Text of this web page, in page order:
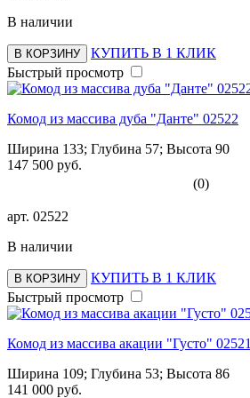
В наличии
В КОРЗИНУ
КУПИТЬ В 1 КЛИК
Быстрый просмотр
Комод из массива дуба "Данте" 02522
Ширина 133; Глубина 57; Высота 90
147 500 руб.
(0)
арт. 02522
В наличии
В КОРЗИНУ
КУПИТЬ В 1 КЛИК
Быстрый просмотр
Комод из массива акации "Густо" 02521
Ширина 109; Глубина 53; Высота 86
141 000 руб.